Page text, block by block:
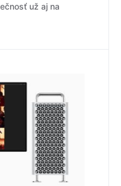
už aj na